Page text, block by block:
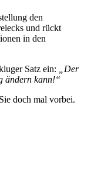
den
und rückt
in den
Satz ein:
„Der
ändern kann!“
doch mal vorbei.